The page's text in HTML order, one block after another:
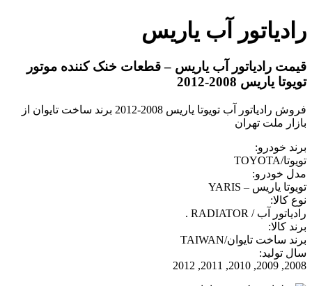
رادیاتور آب یاریس
قیمت رادیاتور آب یاریس – قطعات خنک کننده موتور
تویوتا یاریس 2008-2012
فروش رادیاتور آب تویوتا یاریس 2008-2012 برند ساخت تایوان از
بازار ملت تهران
برند خودرو:
تویوتا/TOYOTA
مدل خودرو:
تویوتا یاریس – YARIS
نوع کالا:
رادیاتور آب / RADIATOR .
برند کالا:
برند ساخت تایوان/TAIWAN
سال تولید:
2008, 2009, 2010, 2011, 2012